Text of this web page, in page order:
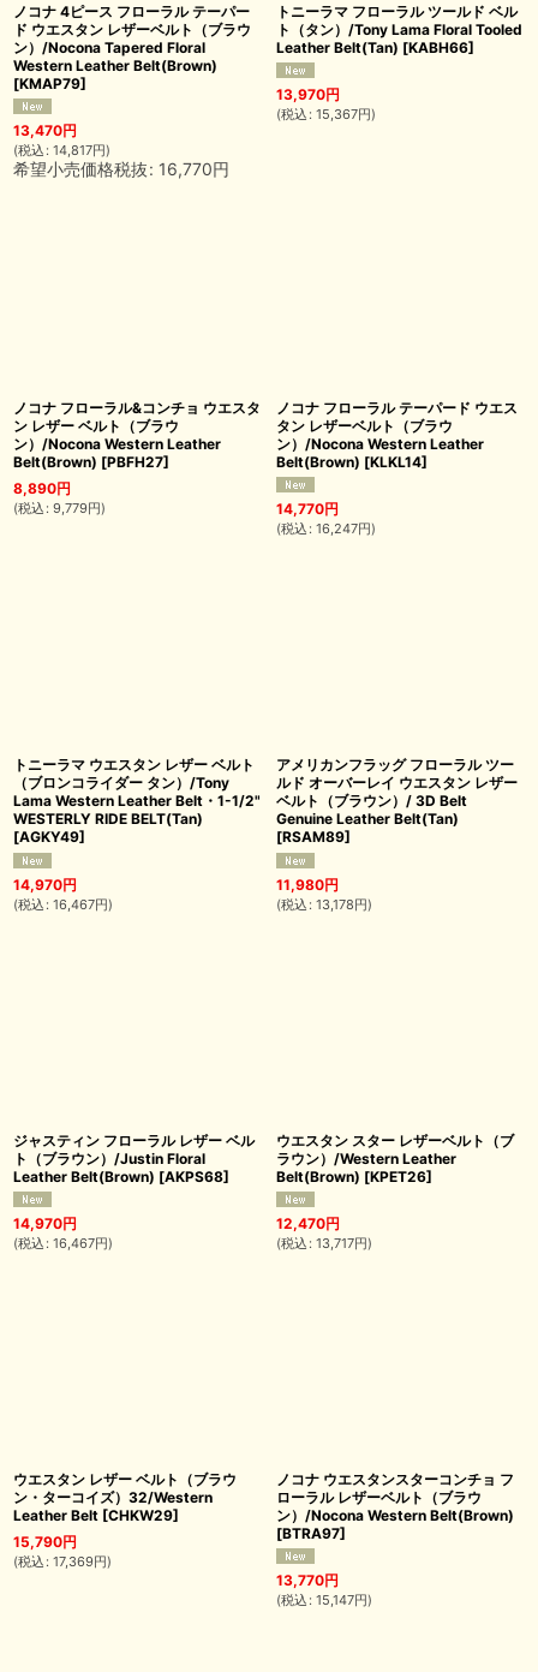
ノコナ 4ピース フローラル テーパー
ド ウエスタン レザーベルト（ブラウ
ン）/Nocona Tapered Floral
Western Leather Belt(Brown)
[KMAP79]
13,470円
(税込 : 14,817円)
希望小売価格税抜: 16,770円
トニーラマ フローラル ツールド ベル
ト（タン）/Tony Lama Floral Tooled
Leather Belt(Tan) [KABH66]
13,970円
(税込 : 15,367円)
ノコナ フローラル&コンチョ ウエスタ
ン レザー ベルト（ブラウ
ン）/Nocona Western Leather
Belt(Brown) [PBFH27]
8,890円
(税込 : 9,779円)
ノコナ フローラル テーパード ウエス
タン レザーベルト（ブラウ
ン）/Nocona Western Leather
Belt(Brown) [KLKL14]
14,770円
(税込 : 16,247円)
トニーラマ ウエスタン レザー ベルト
（ブロンコライダー タン）/Tony
Lama Western Leather Belt・1-1/2"
WESTERLY RIDE BELT(Tan)
[AGKY49]
14,970円
(税込 : 16,467円)
アメリカンフラッグ フローラル ツー
ルド オーバーレイ ウエスタン レザー
ベルト（ブラウン）/ 3D Belt
Genuine Leather Belt(Tan)
[RSAM89]
11,980円
(税込 : 13,178円)
ジャスティン フローラル レザー ベル
ト（ブラウン）/Justin Floral
Leather Belt(Brown) [AKPS68]
14,970円
(税込 : 16,467円)
ウエスタン スター レザーベルト（ブ
ラウン）/Western Leather
Belt(Brown) [KPET26]
12,470円
(税込 : 13,717円)
ウエスタン レザー ベルト（ブラウ
ン・ターコイズ）32/Western
Leather Belt [CHKW29]
15,790円
(税込 : 17,369円)
ノコナ ウエスタンスターコンチョ フ
ローラル レザーベルト（ブラウ
ン）/Nocona Western Belt(Brown)
[BTRA97]
13,770円
(税込 : 15,147円)